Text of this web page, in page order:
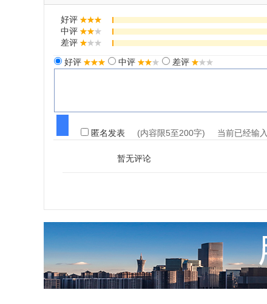
好评
中评
差评
好评
中评 差评
匿名发表 (内容限5至200字) 当前已经输入
暂无评论